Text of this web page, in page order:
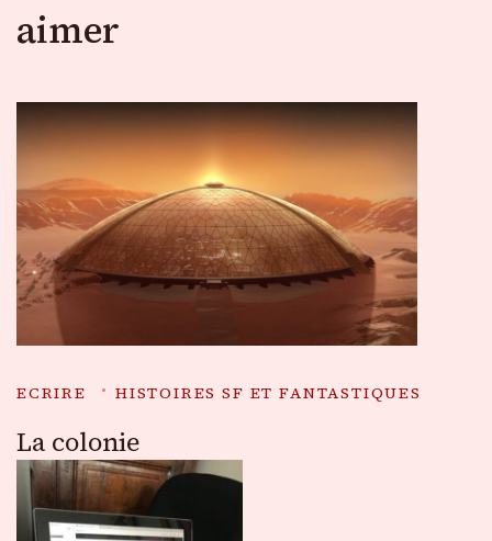
aimer
ECRIRE HISTOIRES SF ET FANTASTIQUES
La colonie